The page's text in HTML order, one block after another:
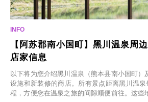
【阿苏郡南小国町】黑川温泉周
店家信息
以下将为您介绍黑川温泉（熊本县南小国町）
设施和新装修的商店。所有景点距离黑川温
程，方便您在温泉之旅的间隙顺便前往。这些